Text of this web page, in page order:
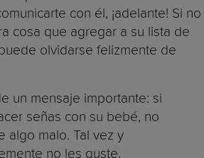
con él, ¡adelante! Si no
cosa que agregar a su lista de
olvidarse felizmente de
un mensaje importante: si
señas con su bebé, no
algo malo. Tal vez y
no les guste.